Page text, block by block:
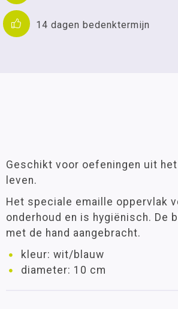
14 dagen bedenktermijn
Geschikt voor oefeningen uit
leven.
Het speciale emaille oppervlak
onderhoud en is hygiënisch. De
met de hand aangebracht.
kleur: wit/blauw
diameter: 10 cm